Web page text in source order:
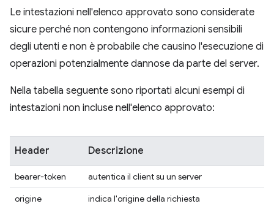
Le intestazioni nell'elenco approvato sono considerate
sicure perché non contengono informazioni sensibili
degli utenti e non è probabile che causino l'esecuzione di
operazioni potenzialmente dannose da parte del server.
Nella tabella seguente sono riportati alcuni esempi di
intestazioni non incluse nell'elenco approvato:
Header Descrizione
bearer-token
autentica il client su un server
origine
indica l'origine della richiesta